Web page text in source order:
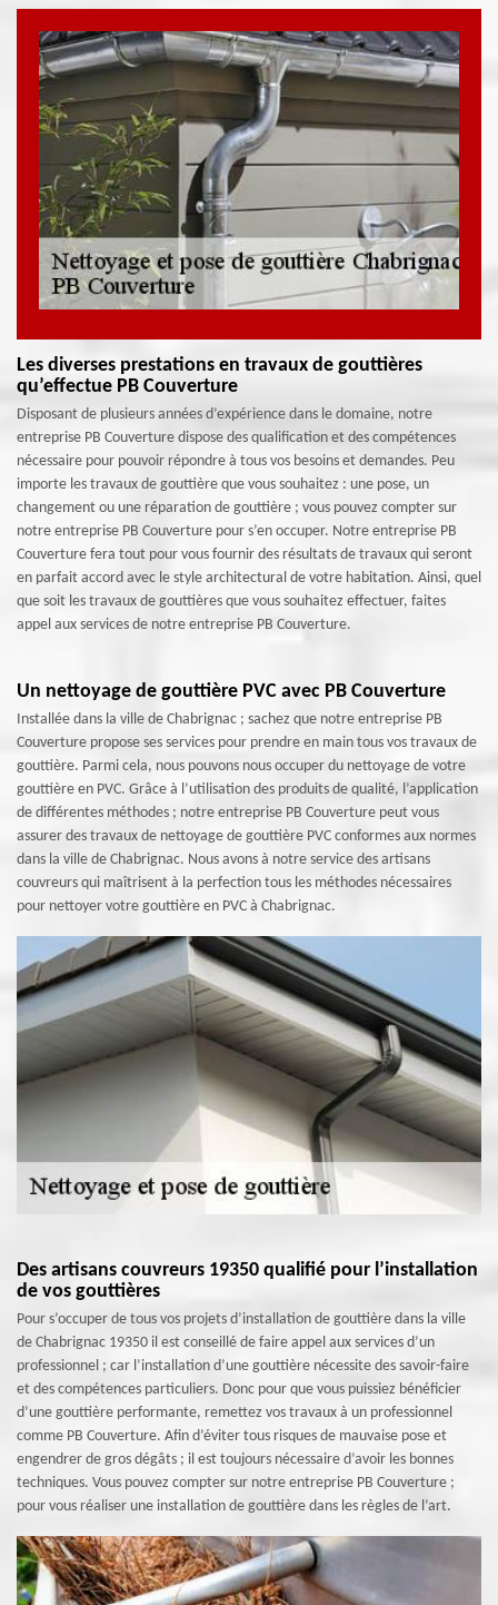
Les diverses prestations en travaux de gouttières
qu’effectue PB Couverture
Disposant de plusieurs années d’expérience dans le domaine, notre
entreprise PB Couverture dispose des qualification et des compétences
nécessaire pour pouvoir répondre à tous vos besoins et demandes. Peu
importe les travaux de gouttière que vous souhaitez : une pose, un
changement ou une réparation de gouttière ; vous pouvez compter sur
notre entreprise PB Couverture pour s’en occuper. Notre entreprise PB
Couverture fera tout pour vous fournir des résultats de travaux qui seront
en parfait accord avec le style architectural de votre habitation. Ainsi, quel
que soit les travaux de gouttières que vous souhaitez effectuer, faites
appel aux services de notre entreprise PB Couverture.
Un nettoyage de gouttière PVC avec PB Couverture
Installée dans la ville de Chabrignac ; sachez que notre entreprise PB
Couverture propose ses services pour prendre en main tous vos travaux de
gouttière. Parmi cela, nous pouvons nous occuper du nettoyage de votre
gouttière en PVC. Grâce à l’utilisation des produits de qualité, l’application
de différentes méthodes ; notre entreprise PB Couverture peut vous
assurer des travaux de nettoyage de gouttière PVC conformes aux normes
dans la ville de Chabrignac. Nous avons à notre service des artisans
couvreurs qui maîtrisent à la perfection tous les méthodes nécessaires
pour nettoyer votre gouttière en PVC à Chabrignac.
Des artisans couvreurs 19350 qualifié pour l’installation
de vos gouttières
Pour s’occuper de tous vos projets d’installation de gouttière dans la ville
de Chabrignac 19350 il est conseillé de faire appel aux services d’un
professionnel ; car l’installation d’une gouttière nécessite des savoir-faire
et des compétences particuliers. Donc pour que vous puissiez bénéficier
d’une gouttière performante, remettez vos travaux à un professionnel
comme PB Couverture. Afin d’éviter tous risques de mauvaise pose et
engendrer de gros dégâts ; il est toujours nécessaire d’avoir les bonnes
techniques. Vous pouvez compter sur notre entreprise PB Couverture ;
pour vous réaliser une installation de gouttière dans les règles de l’art.